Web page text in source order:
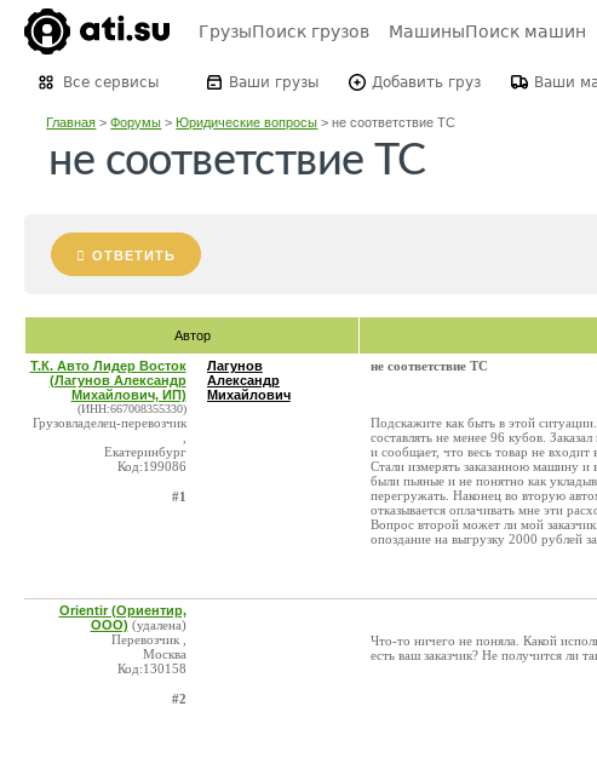
ГрузыПоиск грузов МашиныПоиск машин
Все сервисы Ваши грузы Добавить груз Ваши
Главная >Форумы >Юридические вопросы >не соответствие ТС
не соответствие ТС
ОТВЕТИТЬ
Автор
Т.К. Авто Лидер Восток
(Лагунов Александр
Михайлович, ИП)
(ИНН:667008355330)
Грузовладелец-перевозчик
Екатеринбург
Код:199086
#1
Лагунов
Александр
Михайлович
не соответствие ТС
Подскажите как быть в этой
составлять не менее 96 кубов.
и сообщает, что весь товар не входит в
Стали измерять заказанною машину
были пьяные и не понятно как
перегружать. Наконец во вторую
отказывается оплачивать мне эти
Вопрос второй может ли мой
опоздание на выгрузку 2000 рублей
Orientir (Ориентир,
ООО) (удалена)
Перевозчик ,
Москва
Код:130158
#2
Что-то ничего не поняла. Какой
есть ваш заказчик? Не получится ли